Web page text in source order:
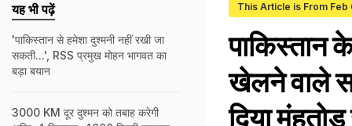
This Article is From
पाकिस्तान
खेलने वाले
दिया
यह भी पढ़ें
'पाकिस्तान से हमेशा दुश्मनी नहीं रखी जा
सकती...', RSS प्रमुख मोहन भागवत का
बड़ा बयान
3000 KM दूर दुश्मन को तबाह करेगी